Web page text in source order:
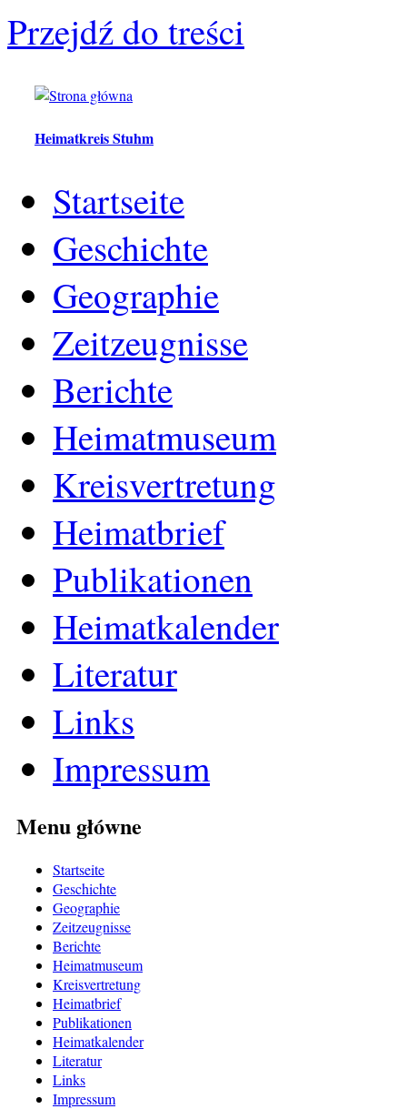
Przejdź do treści
Heimatkreis Stuhm
Startseite
Geschichte
Geographie
Zeitzeugnisse
Berichte
Heimatmuseum
Kreisvertretung
Heimatbrief
Publikationen
Heimatkalender
Literatur
Links
Impressum
Menu główne
Startseite
Geschichte
Geographie
Zeitzeugnisse
Berichte
Heimatmuseum
Kreisvertretung
Heimatbrief
Publikationen
Heimatkalender
Literatur
Links
Impressum